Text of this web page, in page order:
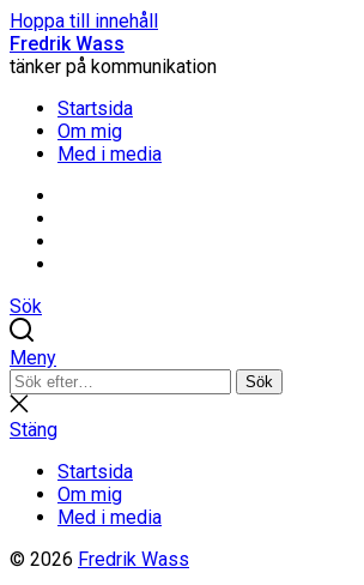
Hoppa till innehåll
Fredrik Wass
tänker på kommunikation
Startsida
Om mig
Med i media
Sök
Meny
Sök
efter:
Sök
Stäng
sökning
Stäng
Startsida
Om mig
Med i media
© 2026 Fredrik Wass